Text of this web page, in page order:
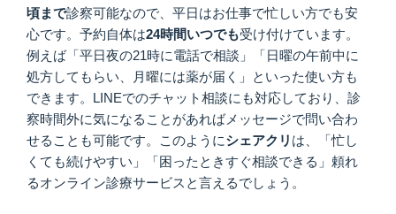
頃まで診察可能なので、平日はお仕事で忙しい方でも安
心です。予約自体は24時間いつでも受け付けています。
例えば「平日夜の21時に電話で相談」「日曜の午前中に
処方してもらい、月曜には薬が届く」といった使い方も
できます。LINEでのチャット相談にも対応しており、診
察時間外に気になることがあればメッセージで問い合わ
せることも可能です。このようにシェアクリ は、「忙し
くても続けやすい」「困ったときすぐ相談できる」頼れ
るオンライン診療サービスと言えるでしょう。